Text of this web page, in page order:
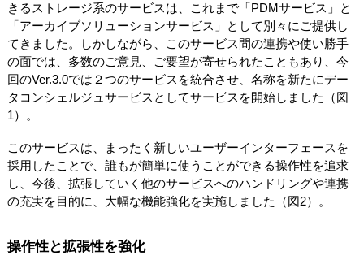
きるストレージ系のサービスは、これまで「PDMサービス」と
「アーカイブソリューションサービス」として別々にご提供し
てきました。しかしながら、このサービス間の連携や使い勝手
の面では、多数のご意見、ご要望が寄せられたこともあり、今
回のVer.3.0では２つのサービスを統合させ、名称を新たにデー
タコンシェルジュサービスとしてサービスを開始しました（図
1）。
このサービスは、まったく新しいユーザーインターフェースを
採用したことで、誰もが簡単に使うことができる操作性を追求
し、今後、拡張していく他のサービスへのハンドリングや連携
の充実を目的に、大幅な機能強化を実施しました（図2）。
操作性と拡張性を強化